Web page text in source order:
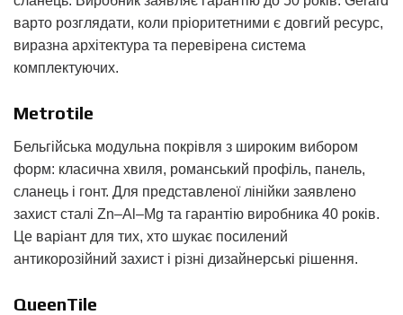
варто розглядати, коли пріоритетними є довгий ресурс,
виразна архітектура та перевірена система
комплектуючих.
Metrotile
Бельгійська модульна покрівля з широким вибором
форм: класична хвиля, романський профіль, панель,
сланець і гонт. Для представленої лінійки заявлено
захист сталі Zn–Al–Mg та гарантію виробника 40 років.
Це варіант для тих, хто шукає посилений
антикорозійний захист і різні дизайнерські рішення.
QueenTile